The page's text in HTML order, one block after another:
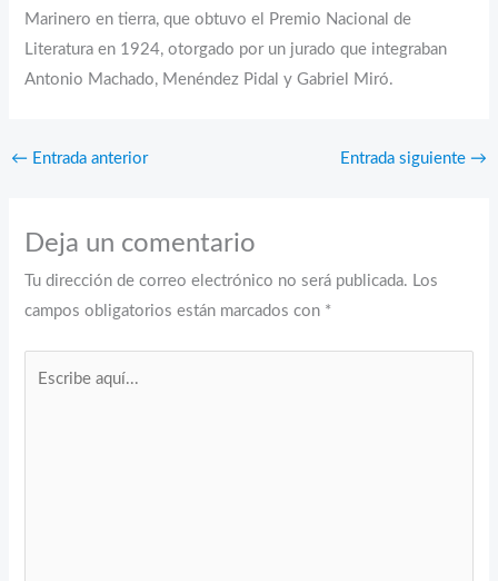
Marinero en tierra, que obtuvo el Premio Nacional de
Literatura en 1924, otorgado por un jurado que integraban
Antonio Machado, Menéndez Pidal y Gabriel Miró.
← Entrada anterior Entrada siguiente →
Deja un comentario
Tu dirección de correo electrónico no será publicada. Los
campos obligatorios están marcados con *